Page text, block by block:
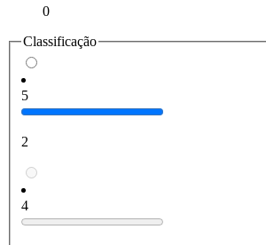
0
Classificação
5
2
4